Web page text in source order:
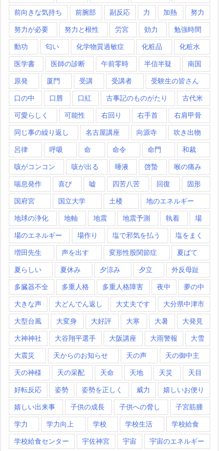
前向きな気持ち 前腕部 副反応 力 加熱 努力
努力が必要 努力と根性 労宮 効力 勉強時間
動功 匂い 化学物質過敏症 化粧品 化粧水
医学書 医師の診断 午前零時 半信半疑 南国
原発 厦門 受講 受講者 受験生の皆さん
口の中 口唇 口紅 古事記のものがたり 古代米
可愛らしく 可能性 右回り 右手首 右肩甲骨
同じ事の繰り返し 名古屋講座 向源寺 吹き出物
呂律 呼吸 命 命令 命門 和裁
咳がコンコン 咳が出る 唾液 啓蟄 喉の痛み
喘息発作 喜び 嘘 四苦八苦 回復 固形
国府宮 国立大学 土楼 地のエネルギー
地球の浄化 地軸 地震 地震予測 執着 場
場のエネルギー 場作り 塩で邪気を払う 塩をまく
増田先生 声を出す 変形性股関節症 夏ばて
夏らしい 夏休み 夕涼み 夕立 外反母趾
多臓器不全 多重人格 多重人格障害 夜中 夢の中
大きな声 大どんでん返し 大丈夫です 大分県中津市
大型台風 大変身 大好評 大寒 大暑 大発見
大神神社 大谷翔平選手 大阪講座 大雨警報 大雪
大震災 天からのお知らせ 天の声 天の御中主
天の神様 天の采配 天命 天地 天災 天目
好転反応 姿勢 姿勢を正しく 威力 嬉しいお便り
嬉しい出来事 子供の成長 子供への脅し 子宮筋腫
学力 学力向上 学校 学校生活 学校給食
学校給食センター 宇佐神宮 宇宙 宇宙のエネルギー